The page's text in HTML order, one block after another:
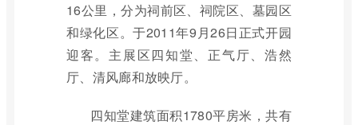
16公里，分为祠前区、祠院区、墓园区
和绿化区。于2011年9月26日正式开园
迎客。主展区四知堂、正气厅、浩然
厅、清风廊和放映厅。
四知堂建筑面积1780平房米，共有